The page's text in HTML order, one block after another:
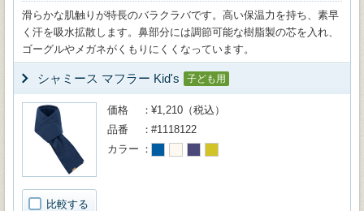
滑らかな肌触りが特長のバラクラバです。高い保温力を持ち、素早
く汗を吸水拡散します。鼻部分には調節可能な樹脂製の芯を入れ、
ゴーグルやメガネがくもりにくくなっています。
シャミース マフラー Kid's 子ども用
比較する
価格
¥1,210（税込）
品番
#1118122
カラー